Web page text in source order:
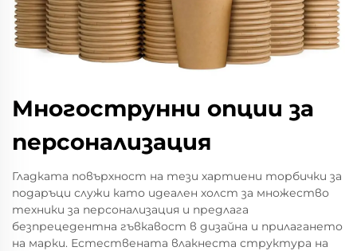
Многострунни опции за
персонализация
Гладката повърхност на тези хартиени торбички за
подаръци служи като идеален холст за множество
техники за персонализация и предлага
безпрецедентна гъвкавост в дизайна и прилагането
на марки. Естествената влакнеста структура на